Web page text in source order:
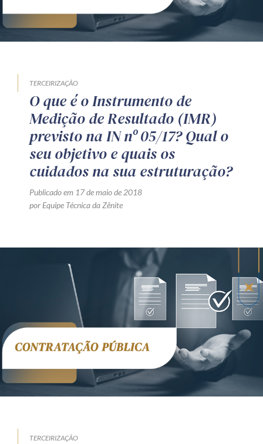
TERCEIRIZAÇÃO
O que é o Instrumento de
Medição de Resultado (IMR)
previsto na IN nº 05/17? Qual o
seu objetivo e quais os
cuidados na sua estruturação?
Publicado em 17 de maio de 2018
por Equipe Técnica da Zênite
TERCEIRIZAÇÃO